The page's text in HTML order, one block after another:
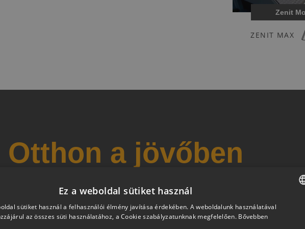
Zenit
ZENIT MAX
Otthon a jövőben
és magas esztétikai értéket képviselő, egymással szinergiát alkotó
a harmonikus otthon átfogó, egymásra épülő rendszerelemek
Ez a weboldal sütiket használ
sütiket használ a felhasználói élmény javítása érdekében. A weboldalunk használatával
az összes süti használatához, a Cookie szabályzatunknak megfelelően. Bővebben